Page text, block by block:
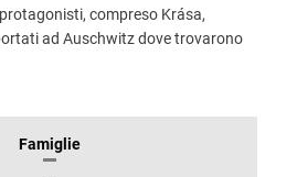
compreso Krása,
ad Auschwitz dove trovarono
Famiglie